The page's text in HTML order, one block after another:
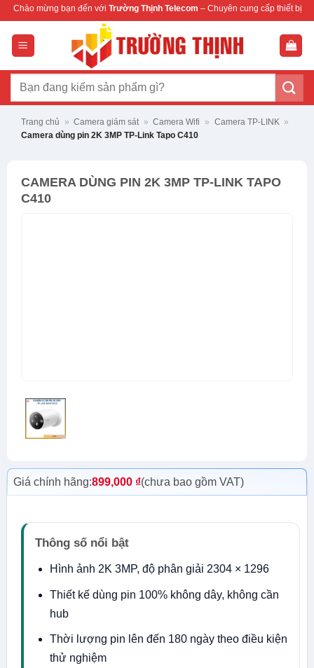
dung
đến vớiTrường Thịnh Telecom– Chuyên cung cấp thiết bị mạng & camera
Tìm
Trang chủ » Camera giám sát » Camera Wifi » Camera TP-LINK »
Camera dùng pin 2K 3MP TP-Link Tapo C410
CAMERA DÙNG PIN 2K 3MP TP-LINK TAPO
C410
Giá chính hãng:899,000 ₫(chưa bao gồm VAT)
Thông số nổi bật
Hình ảnh 2K 3MP, độ phân giải 2304 × 1296
Thiết kế dùng pin 100% không dây, không cần
hub
Thời lượng pin lên đến 180 ngày theo điều kiện
thử nghiệm